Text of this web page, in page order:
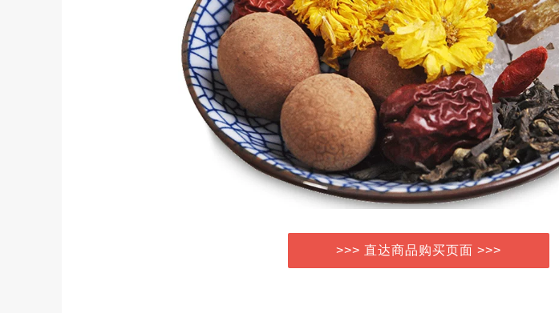
>>> 直达商品购买页面 >>>